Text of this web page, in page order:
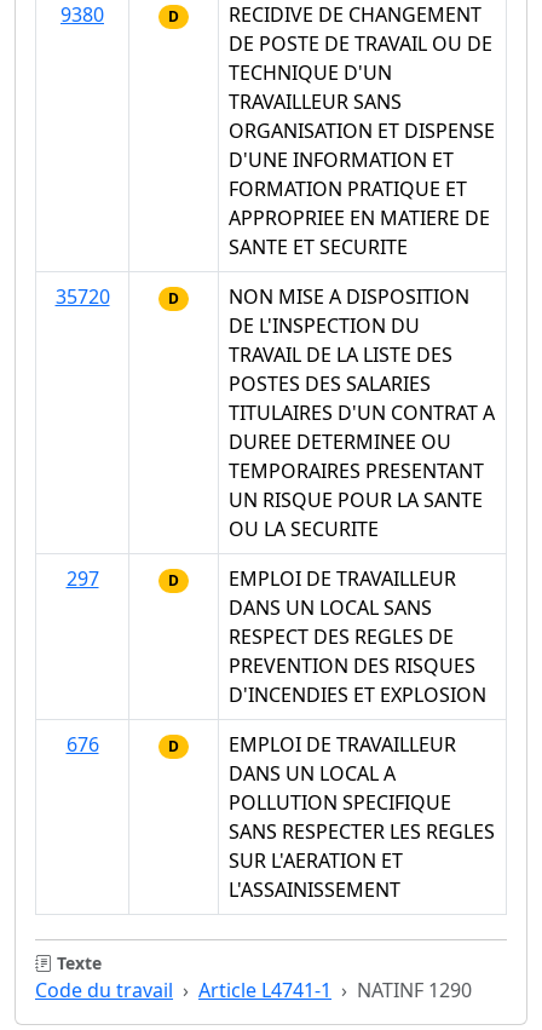
9380
D
RECIDIVE DE CHANGEMENT
DE POSTE DE TRAVAIL OU DE
TECHNIQUE D'UN
TRAVAILLEUR SANS
ORGANISATION ET DISPENSE
D'UNE INFORMATION ET
FORMATION PRATIQUE ET
APPROPRIEE EN MATIERE DE
SANTE ET SECURITE
35720
D
NON MISE A DISPOSITION
DE L'INSPECTION DU
TRAVAIL DE LA LISTE DES
POSTES DES SALARIES
TITULAIRES D'UN CONTRAT A
DUREE DETERMINEE OU
TEMPORAIRES PRESENTANT
UN RISQUE POUR LA SANTE
OU LA SECURITE
297
D
EMPLOI DE TRAVAILLEUR
DANS UN LOCAL SANS
RESPECT DES REGLES DE
PREVENTION DES RISQUES
D'INCENDIES ET EXPLOSION
676
D
EMPLOI DE TRAVAILLEUR
DANS UN LOCAL A
POLLUTION SPECIFIQUE
SANS RESPECTER LES REGLES
SUR L'AERATION ET
L'ASSAINISSEMENT
Texte
Code du travail Article L4741-1 NATINF 1290